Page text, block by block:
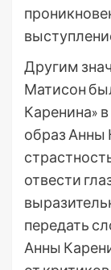
Другим
Матисон
Каренина»
образ Анны
отвести
передать
Анны